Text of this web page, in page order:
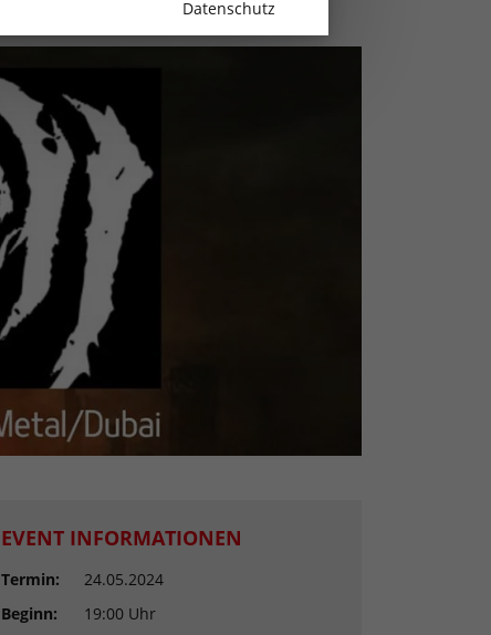
EVENT INFORMATIONEN
Termin:
24.05.2024
Beginn:
19:00 Uhr
Datenschutz